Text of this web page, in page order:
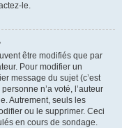
le.
être modifiés que par
Pour modifier un
message du sujet (c’est
n’a voté, l’auteur
Autrement, seuls les
ou le supprimer. Ceci
en cours de sondage.